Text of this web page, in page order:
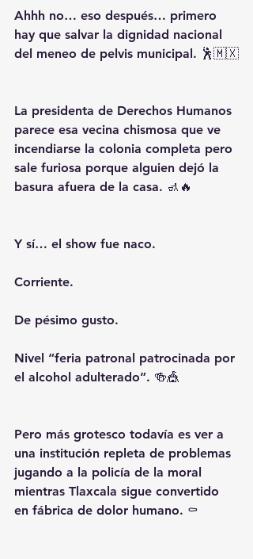
Ahhh no… eso después… primero
hay que salvar la dignidad nacional
del meneo de pelvis municipal. 🕺🇲🇽
La presidenta de Derechos Humanos
parece esa vecina chismosa que ve
incendiarse la colonia completa pero
sale furiosa porque alguien dejó la
basura afuera de la casa. 🚮🔥
Y sí… el show fue naco.
Corriente.
De pésimo gusto.
Nivel “feria patronal patrocinada por
el alcohol adulterado”. 🍻🎪
Pero más grotesco todavía es ver a
una institución repleta de problemas
jugando a la policía de la moral
mientras Tlaxcala sigue convertido
en fábrica de dolor humano. ⚰️